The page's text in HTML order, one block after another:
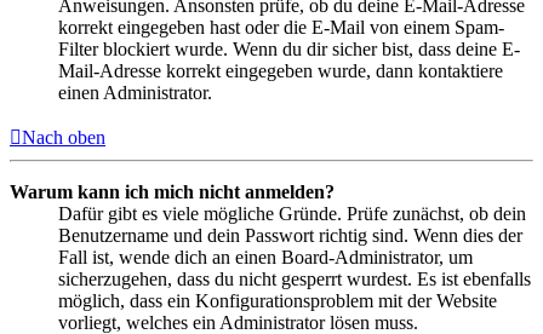
Anweisungen. Ansonsten prüfe, ob du deine E-Mail-Adresse
korrekt eingegeben hast oder die E-Mail von einem Spam-
Filter blockiert wurde. Wenn du dir sicher bist, dass deine E-
Mail-Adresse korrekt eingegeben wurde, dann kontaktiere
einen Administrator.
Nach oben
Warum kann ich mich nicht anmelden?
Dafür gibt es viele mögliche Gründe. Prüfe zunächst, ob dein
Benutzername und dein Passwort richtig sind. Wenn dies der
Fall ist, wende dich an einen Board-Administrator, um
sicherzugehen, dass du nicht gesperrt wurdest. Es ist ebenfalls
möglich, dass ein Konfigurationsproblem mit der Website
vorliegt, welches ein Administrator lösen muss.